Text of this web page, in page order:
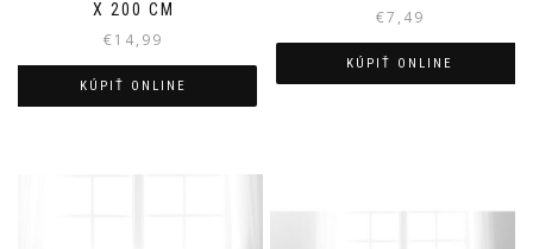
X 200 CM
€14,99
KÚPIŤ ONLINE
€7,49
KÚPIŤ ONLINE